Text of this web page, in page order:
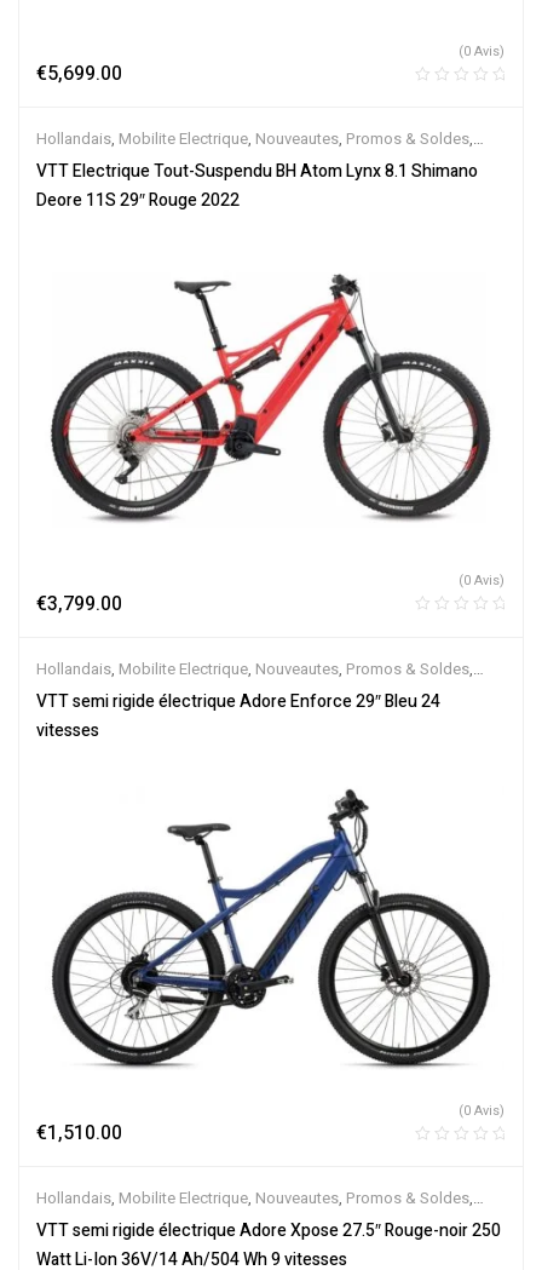
€5,699.00
(0 Avis)
Hollandais, Mobilite Electrique, Nouveautes, Promos & Soldes,
Tout-Suspendus,Vélo électrique ville, Velos Electriques,VTT
Électriques
VTT Electrique Tout-Suspendu BH Atom Lynx 8.1 Shimano
Deore 11S 29″ Rouge 2022
€3,799.00
(0 Avis)
Hollandais, Mobilite Electrique, Nouveautes, Promos & Soldes,
Semi-Rigides,Vélo électrique ville,Velos Electriques,VTT
Électriques
VTT semi rigide électrique Adore Enforce 29″ Bleu 24
vitesses
€1,510.00
(0 Avis)
Hollandais, Mobilite Electrique, Nouveautes, Promos & Soldes,
Semi-Rigides,Vélo électrique ville,Velos Electriques,VTT
Électriques
VTT semi rigide électrique Adore Xpose 27.5″ Rouge-noir 250
Watt Li-Ion 36V/14 Ah/504 Wh 9 vitesses